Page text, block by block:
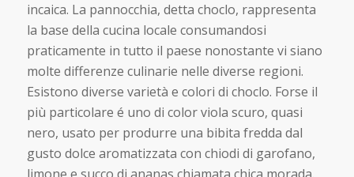
incaica. La pannocchia, detta choclo, rappresenta
la base della cucina locale consumandosi
praticamente in tutto il paese nonostante vi siano
molte differenze culinarie nelle diverse regioni.
Esistono diverse varietà e colori di choclo. Forse il
più particolare é uno di color viola scuro, quasi
nero, usato per produrre una bibita fredda dal
gusto dolce aromatizzata con chiodi di garofano,